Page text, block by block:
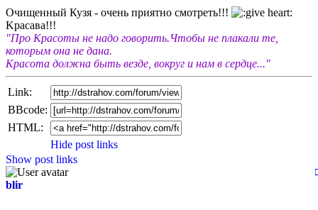
Очищенный Кузя - очень приятно смотреть!!!
Kрасава!!!
"Про Красоты не надо говорить.Чтобы не плакали те,
которым она не дана.
Красота должна быть везде, вокруг и нам в сердце..."
Link:
BBcode:
HTML:
Hide post links
Show post links
blir